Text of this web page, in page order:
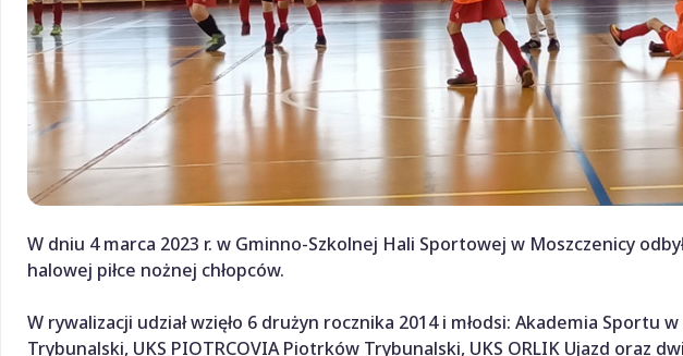
W dniu 4 marca 2023 r. w Gminno-Szkolnej Hali Sportowej w Moszczenicy
halowej piłce nożnej chłopców.
W rywalizacji udział wzięło 6 drużyn rocznika 2014 i młodsi: Akademia Sportu
Trybunalski, UKS PIOTRCOVIA Piotrków Trybunalski, UKS ORLIK Ujazd oraz